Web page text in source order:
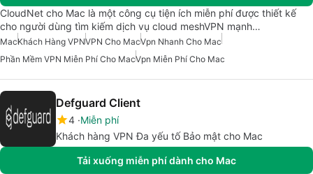
CloudNet cho Mac là một công cụ tiện ích miễn phí được thiết kế
cho người dùng tìm kiếm dịch vụ cloud meshVPN mạnh…
MacKhách Hàng VPNVPN Cho MacVpn Nhanh Cho Mac
Phần Mềm VPN Miễn Phí Cho MacVpn Miễn Phí Cho Mac
Defguard Client
4 Miễn phí
Khách hàng VPN Đa yếu tố Bảo mật cho Mac
Tải xuống miễn phí dành cho Mac